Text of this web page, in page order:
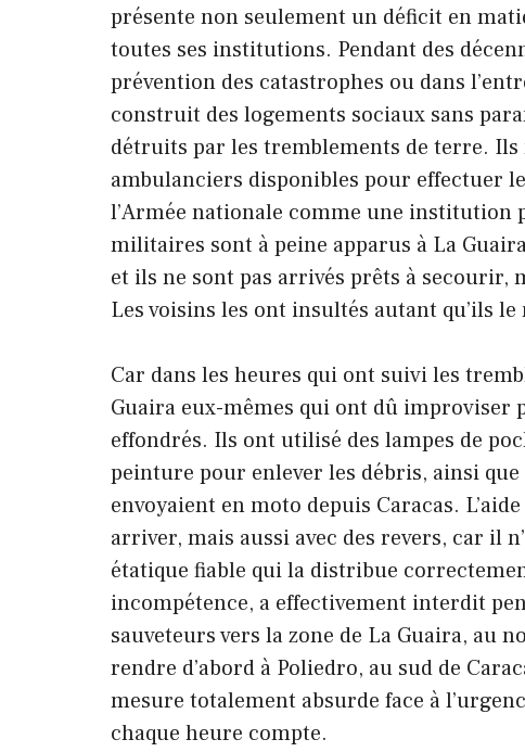
présente non seulement un déficit en
toutes ses institutions. Pendant des
prévention des catastrophes ou dans
construit des logements sociaux sans
détruits par les tremblements de terre. Ils
ambulanciers disponibles pour effectuer
l’Armée nationale comme une
militaires sont à peine apparus à La
et ils ne sont pas arrivés prêts à secourir,
Les voisins les ont insultés autant qu’ils
Car dans les heures qui ont suivi les
Guaira eux-mêmes qui ont dû
effondrés. Ils ont utilisé des lampes de
peinture pour enlever les débris, ainsi que
envoyaient en moto depuis Caracas.
arriver, mais aussi avec des revers, car il
étatique fiable qui la distribue
incompétence, a effectivement interdit
sauveteurs vers la zone de La Guaira, au
rendre d’abord à Poliedro, au sud de
mesure totalement absurde face à
chaque heure compte.